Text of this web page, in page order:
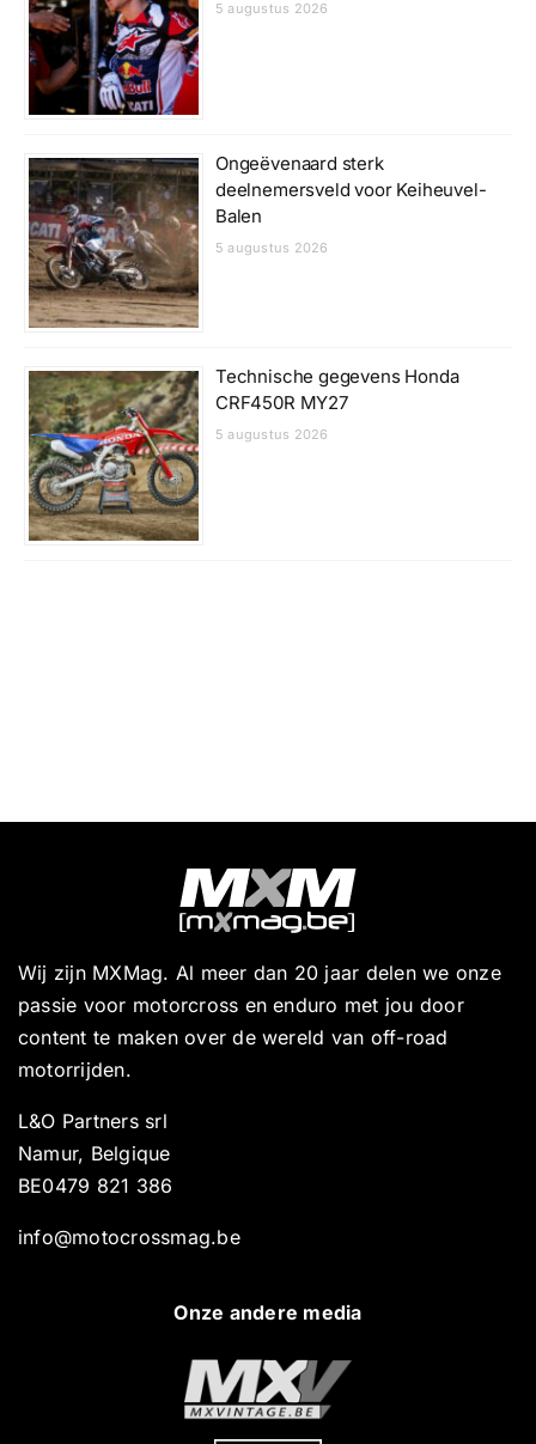
5 augustus 2026
Ongeëvenaard sterk
deelnemersveld voor Keiheuvel-
Balen
5 augustus 2026
Technische gegevens Honda
CRF450R MY27
5 augustus 2026
Wij zijn MXMag. Al meer dan 20 jaar delen we onze
passie voor motorcross en enduro met jou door
content te maken over de wereld van off-road
motorrijden.
L&O Partners srl
Namur, Belgique
BE0479 821 386
info@motocrossmag.be
Onze andere media